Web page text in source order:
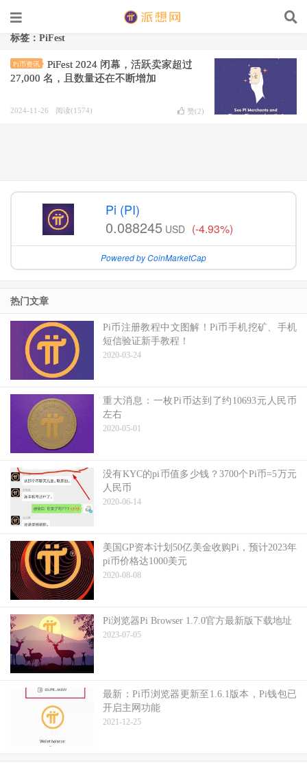
标签：PiFest
Pi币资讯
PiFest 2024 闭幕，活跃卖家超过
27,000 名，且数量还在不断增加
2024-11-26 阅读(1574) 赞(2)
Pi (PI)
0.088245 USD (-4.93%)
Powered by CoinMarketCap
热门文章
Pi币注册教程中文图解！Pi币手机挖矿、手机
短信验证新手教程！
2020-03-24
重大消息：一枚Pi币达到了约10693元人民币
左右
2020-05-01
没有KYC的pi币值多少钱？3700个Pi币=5万元
人民币
2020-06-14
美国GP资本计划50亿美金收购Pi，预计2023年
pi币价格达1000美元
2020-08-08
Pi浏览器Pi Browser 1.7.0官方最新版下载地址
2023-07-05
最新：Pi币浏览器更新至1.6.1版本，Pi钱包已
开启主网功能
2021-12-25